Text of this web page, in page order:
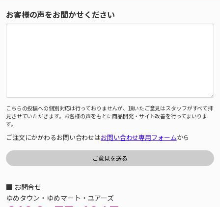
お客様の声をお聞かせください
こちらの投稿への個別対応は行っておりませんが、頂いたご意見はスタッフがすべて拝
見させていただきます。お客様の声をもとに商品開発・サイト改善を行ってまいりま
す。
ご注文にかかわるお問い合わせはお問い合わせ専用フォームから
■ お問合せ
ゆめタウン・ゆめマート・ユアーズ